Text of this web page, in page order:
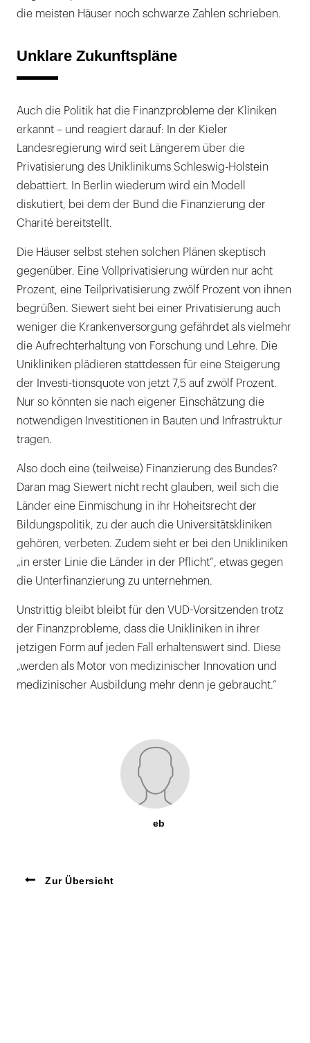
die meisten Häuser noch schwarze Zahlen schrieben.
Unklare Zukunftspläne
Auch die Politik hat die Finanzprobleme der Kliniken
erkannt – und reagiert darauf: In der Kieler
Landesregierung wird seit Längerem über die
Privatisierung des Uniklinikums Schleswig-Holstein
debattiert. In Berlin wiederum wird ein Modell
diskutiert, bei dem der Bund die Finanzierung der
Charité bereitstellt.
Die Häuser selbst stehen solchen Plänen skeptisch
gegenüber. Eine Vollprivatisierung würden nur acht
Prozent, eine Teilprivatisierung zwölf Prozent von ihnen
begrüßen. Siewert sieht bei einer Privatisierung auch
weniger die Krankenversorgung gefährdet als vielmehr
die Aufrechterhaltung von Forschung und Lehre. Die
Unikliniken plädieren stattdessen für eine Steigerung
der Investi-tionsquote von jetzt 7,5 auf zwölf Prozent.
Nur so könnten sie nach eigener Einschätzung die
notwendigen Investitionen in Bauten und Infrastruktur
tragen.
Also doch eine (teilweise) Finanzierung des Bundes?
Daran mag Siewert nicht recht glauben, weil sich die
Länder eine Einmischung in ihr Hoheitsrecht der
Bildungspolitik, zu der auch die Universitätskliniken
gehören, verbeten. Zudem sieht er bei den Unikliniken
„in erster Linie die Länder in der Pflicht“, etwas gegen
die Unterfinanzierung zu unternehmen.
Unstrittig bleibt bleibt für den VUD-Vorsitzenden trotz
der Finanzprobleme, dass die Unikliniken in ihrer
jetzigen Form auf jeden Fall erhaltenswert sind. Diese
„werden als Motor von medizinischer Innovation und
medizinischer Ausbildung mehr denn je gebraucht.“
eb
Zur Übersicht